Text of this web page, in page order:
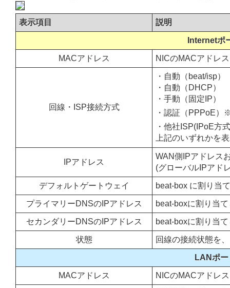
表示項目 説明
Internetポ
MACアドレス NICのMACアドレ
回線・ISP接続方式
・自動（beat/isp）
・自動（DHCP）
・手動（固定IP）
・認証（PPPoE）
・他社ISP(IPoE方
上記のいずれかを
IPアドレス
WAN側IPアドレス
(グローバルIPアド
デフォルトゲートウェイ beat-box に割り当
プライマリーDNSのIPアドレス beat-boxに割り当
セカンダリーDNSのIPアドレス beat-boxに割り当
状態 回線の接続状態を
LANポ
MACアドレス NICのMACアドレ